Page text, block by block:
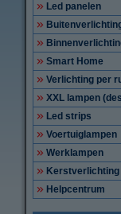
Led panelen
Smart Home
Verlichting per
XXL lampen
Led strips
Voertuiglampen
Werklampen
Kerstverlichting
Helpcentrum